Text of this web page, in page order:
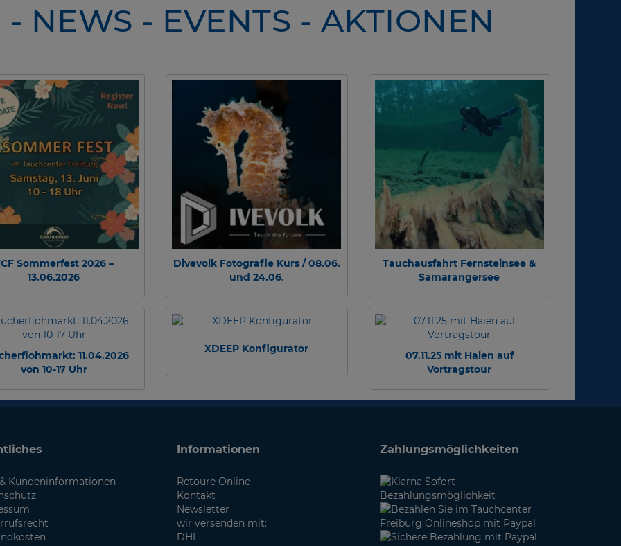
NEWS - EVENTS - AKTIONEN
Sommerfest 2026 –
13.06.2026
Divevolk Fotografie Kurs / 08.06.
und 24.06.
Tauchausfahrt Fernsteinsee &
Samarangersee
11.04.2026
von 10-17 Uhr
XDEEP Konfigurator
07.11.25 mit Haien auf
Vortragstour
Kundeninformationen
Informationen
Retoure Online
Kontakt
Newsletter
wir versenden mit:
DHL
Zahlungsmöglichkeiten